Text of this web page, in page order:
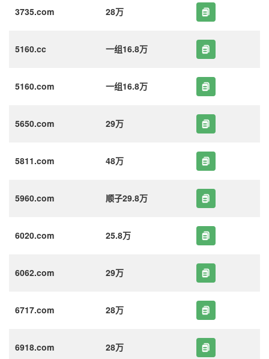
3735.com 28万
5160.cc 一组16.8万
5160.com 一组16.8万
5650.com 29万
5811.com 48万
5960.com 顺子29.8万
6020.com 25.8万
6062.com 29万
6717.com 28万
6918.com 28万